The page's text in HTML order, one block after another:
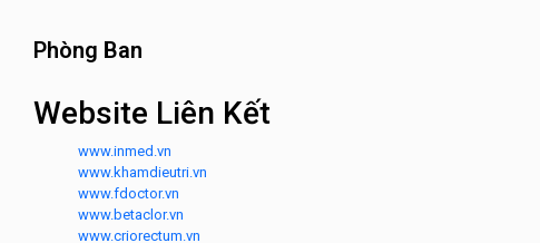
Phòng Ban
Website Liên Kết
www.inmed.vn
www.khamdieutri.vn
www.fdoctor.vn
www.betaclor.vn
www.criorectum.vn